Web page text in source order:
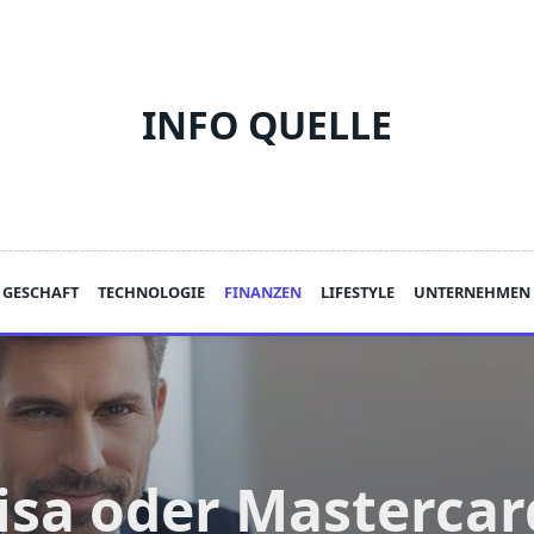
INFO QUELLE
GESCHAFT TECHNOLOGIE FINANZEN LIFESTYLE UNTERNEHMEN
oder